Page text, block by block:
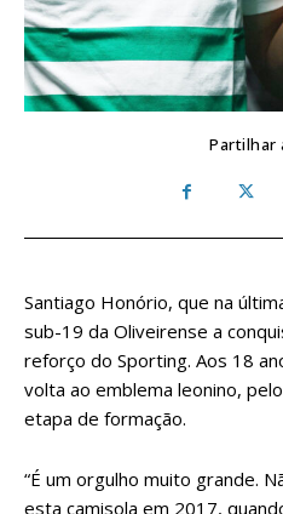
Partilhar
Santiago Honório, que na
sub-19 da Oliveirense a
reforço do Sporting. Aos 18
volta ao emblema leonino,
etapa de formação.
“É um orgulho muito grande.
esta camisola em 2017,